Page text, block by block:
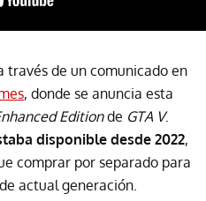
través de un comunicado en
, donde se anuncia esta
Editionde GTA V.
disponible desde 2022,
comprar por separado para
actual generación.